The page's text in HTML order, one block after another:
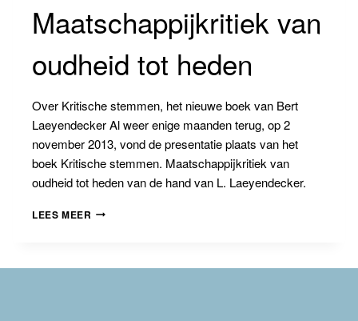
Maatschappijkritiek van
oudheid tot heden
Over Kritische stemmen, het nieuwe boek van Bert
Laeyendecker Al weer enige maanden terug, op 2
november 2013, vond de presentatie plaats van het
boek Kritische stemmen. Maatschappijkritiek van
oudheid tot heden van de hand van L. Laeyendecker.
LEES MEER MAATSCHAPPIJKRITIEK
HEDEN